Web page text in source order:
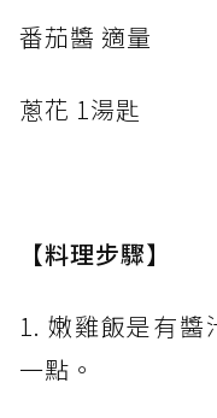
番茄醬 適量
蔥花 1湯匙
【料理步驟】
1. 嫩雞飯是有醬
一點。